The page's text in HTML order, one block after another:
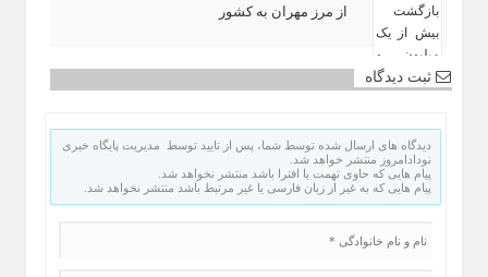
از مرز مهران به کشور
ثبت دیدگاه
دیدگاه های ارسال شده توسط شما، پس از تایید توسط مدیریت پایگاه خبری
نودادامروز منتشر خواهد شد.
پیام هایی که حاوی تهمت یا افترا باشد منتشر نخواهد شد.
پیام هایی که به غیر از زبان فارسی یا غیر مرتبط باشد منتشر نخواهد شد.